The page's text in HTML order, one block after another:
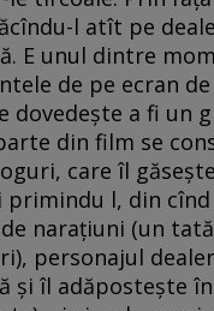
l atît pe
E unul dintre
de pe ecran
dovedeşte a fi un
din film se
care îl
l, din
naraţiuni (un
personajul
şi îl adăposteşte